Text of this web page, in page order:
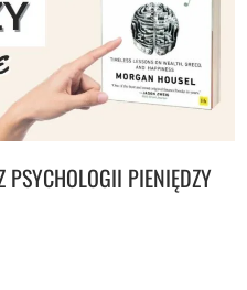
PSYCHOLOGII PIENIĘDZY